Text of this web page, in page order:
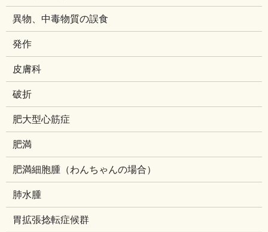
異物、中毒物質の誤食
発作
皮膚科
破折
肥大型心筋症
肥満
肥満細胞腫（わんちゃんの場合）
肺水腫
胃拡張捻転症候群